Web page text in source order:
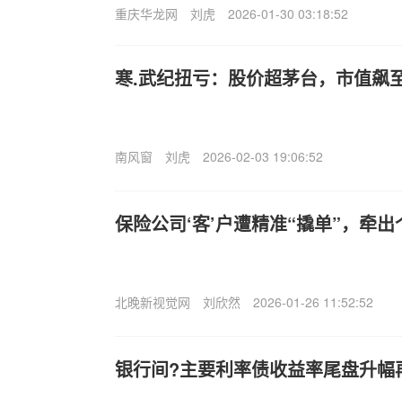
重庆华龙网 刘虎 2026-01-30 03:18:52
寒.武纪扭亏：股价超茅台，市值飙
南风窗 刘虎 2026-02-03 19:06:52
保险公司‘客’户遭精准“撬单”，牵
北晚新视觉网 刘欣然 2026-01-26 11:52:52
银行间?主要利率债收益率尾盘升幅